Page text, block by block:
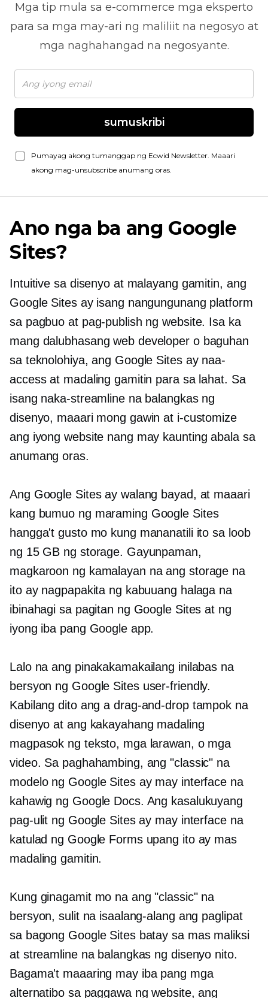
Mga tip mula sa e-commerce mga eksperto
para sa mga may-ari ng maliliit na negosyo at
mga naghahangad na negosyante.
sumuskribi
Pumayag akong tumanggap ng Ecwid Newsletter. Maaari
akong mag-unsubscribe anumang oras.
Ano nga ba ang Google
Sites?
Intuitive sa disenyo at malayang gamitin, ang
Google Sites ay isang nangungunang platform
sa pagbuo at pag-publish ng website. Isa ka
mang dalubhasang web developer o baguhan
sa teknolohiya, ang Google Sites ay naa-
access at madaling gamitin para sa lahat. Sa
isang naka-streamline na balangkas ng
disenyo, maaari mong gawin at i-customize
ang iyong website nang may kaunting abala sa
anumang oras.
Ang Google Sites ay walang bayad, at maaari
kang bumuo ng maraming Google Sites
hangga't gusto mo kung mananatili ito sa loob
ng 15 GB ng storage. Gayunpaman,
magkaroon ng kamalayan na ang storage na
ito ay nagpapakita ng kabuuang halaga na
ibinahagi sa pagitan ng Google Sites at ng
iyong iba pang Google app.
Lalo na ang pinakakamakailang inilabas na
bersyon ng Google Sites user-friendly.
Kabilang dito ang a drag-and-droptampok na
disenyo at ang kakayahang madaling
magpasok ng teksto, mga larawan, o mga
video. Sa paghahambing, ang "classic" na
modelo ng Google Sites ay may interface na
kahawig ng Google Docs. Ang kasalukuyang
pag-ulit ng Google Sites ay may interface na
katulad ng Google Forms upang ito ay mas
madaling gamitin.
Kung ginagamit mo na ang "classic" na
bersyon, sulit na isaalang-alang ang paglipat
sa bagong Google Sites batay sa mas maliksi
at streamline na balangkas ng disenyo nito.
Bagama't maaaring may iba pang mga
alternatibo sa paggawa ng website, ang